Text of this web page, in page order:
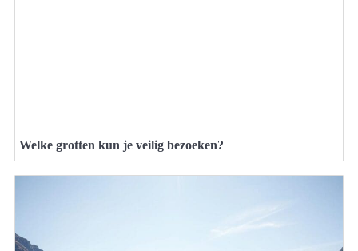
Welke grotten kun je veilig bezoeken?